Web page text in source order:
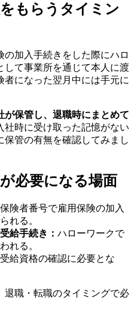
もらうタイミン
加入手続きをした際にハロ
して事業所を通じて本人に渡
者になった翌月中には手元に
が保管し、退職時にまとめて
社時に受け取った記憶がない
管の有無を確認してみまし
必要になる場面
険者番号で雇用保険の加入
れる。
給手続き： ハローワークで
れる。
受給資格の確認に必要とな
退職・転職のタイミングで必